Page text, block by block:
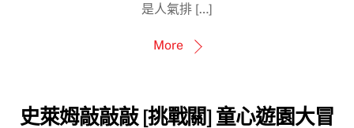
是人氣排 […]
More
史萊姆敲敲敲 [挑戰關] 童心遊園大冒